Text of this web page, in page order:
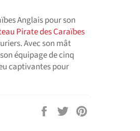
Anglais pour son
Pirate des Caraïbes
Avec son mât
équipage de cinq
captivantes pour
PartagerTweeter